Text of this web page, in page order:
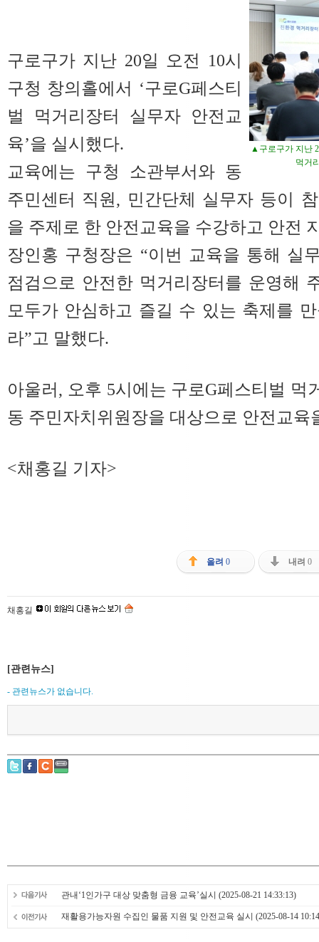
▲구로구가 지난
먹거
구로구가 지난 20일 오전 10시
구청 창의홀에서 ‘구로G페스티
벌 먹거리장터 실무자 안전교
육’을 실시했다.
교육에는 구청 소관부서와 동
주민센터 직원, 민간단체 실무자 등이 참
을 주제로 한 안전교육을 수강하고 안전
장인홍 구청장은 “이번 교육을 통해 실
점검으로 안전한 먹거리장터를 운영해
모두가 안심하고 즐길 수 있는 축제를
라”고 말했다.
아울러, 오후 5시에는 구로G페스티벌 먹
동 주민자치위원장을 대상으로 안전교육
<채홍길 기자>
올려 0 내려 0
채홍길
[관련뉴스]
- 관련뉴스가 없습니다.
관내‘1인가구 대상 맞춤형 금융 교육’실시 (2025-08-21 14:33:13)
재활용가능자원 수집인 물품 지원 및 안전교육 실시 (2025-08-14